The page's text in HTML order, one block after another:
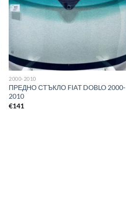
2000-2010
ПРЕДНО СТЪКЛО FIAT DOBLO 2000-
2010
€141